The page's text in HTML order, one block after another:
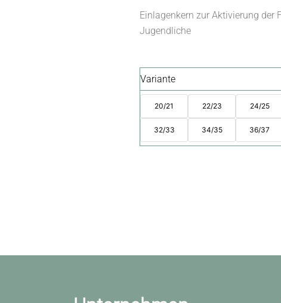
Einlagenkern zur Aktivierung
Jugendliche
Variante
20/21 22/23 24/25
32/33 34/35 36/37